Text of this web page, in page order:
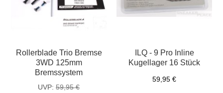
Rollerblade Trio Bremse
3WD 125mm
Bremssystem
UVP: 59,95 €
ILQ - 9 Pro Inline
Kugellager 16 Stück
59,95 €